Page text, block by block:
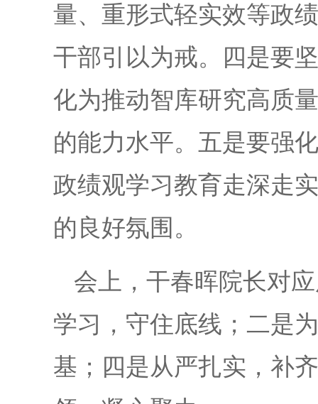
量、重形式轻实效等政
干部引以为戒。四是要
化为推动智库研究高质
的能力水平。五是要强
政绩观学习教育走深走
的良好氛围。
会上，干春晖院长对
学习，守住底线；二是
基；四是从严扎实，补